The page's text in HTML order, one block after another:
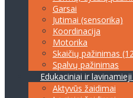
Garsai
Jutimai (sensorika)
Koordinacija
Motorika
Skaičių pažinimas
Spalvų pažinimas
Edukaciniai ir
Aktyvūs žaidimai